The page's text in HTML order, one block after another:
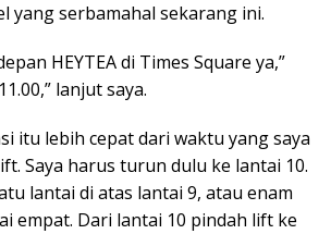
yang serbamahal sekarang ini.
HEYTEA di Times Square ya,”
lanjut saya.
itu lebih cepat dari waktu yang saya
Saya harus turun dulu ke lantai 10.
lantai di atas lantai 9, atau enam
empat. Dari lantai 10 pindah lift ke